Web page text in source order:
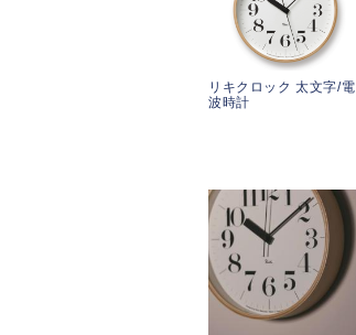
リキクロック 太文字/電
波時計